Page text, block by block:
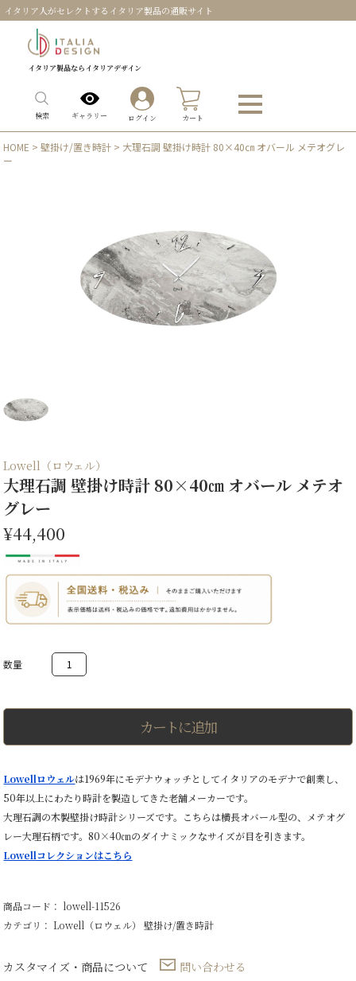
イタリア人がセレクトするイタリア製品の通販サイト
イタリア製品ならイタリアデザイン
検索 ギャラリー ログイン カート
HOME >壁掛け/置き時計 > 大理石調 壁掛け時計 80×40㎝ オバール メテオグレ
ー
Lowell（ロウェル）
大理石調 壁掛け時計 80×40㎝ オバール メテオ
グレー
¥44,400
大
石
時
80×40
㎝
オ
バ
ー
ル
メ
レ
ー
カートに追加
Lowellロウェルは1969年にモデナウォッチとしてイタリアのモデナで創業し、
50年以上にわたり時計を製造してきた老舗メーカーです。
大理石調の木製壁掛け時計シリーズです。こちらは横長オバール型の、メテオグ
レー大理石柄です。80×40㎝のダイナミックなサイズが目を引きます。
Lowellコレクションはこちら
商品コード： lowell-11526
カテゴリ：Lowell（ロウェル） 壁掛け/置き時計
カスタマイズ・商品について 問い合わせる